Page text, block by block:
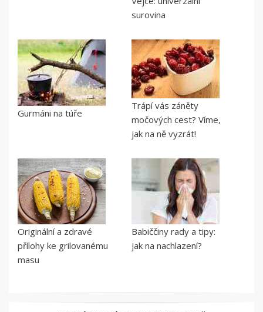
surovina
Gurmáni na túře
Trápí vás záněty
močových cest? Víme,
jak na ně vyzrát!
Originální a zdravé
přílohy ke grilovanému
masu
Babiččiny rady a tipy:
jak na nachlazení?